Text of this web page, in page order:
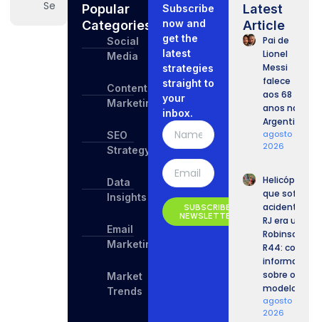
Popular
Categories
Social
Media
Content
Marketing
SEO
Strategy
Data
Insights
Email
Marketing
Market
Trends
Subscribe
now and
get the
latest
strategies
straight to
your
inbox.
SUBSCRIBE
NEWSLETTER
Latest
Article
Pai de
Lionel
Messi
falece
aos 68
anos na
Argentina
agosto 9,
2026
Helicóptero
que sofreu
acidente no
RJ era um
Robinson
R44: confira
informações
sobre o
modelo.
agosto 9,
2026